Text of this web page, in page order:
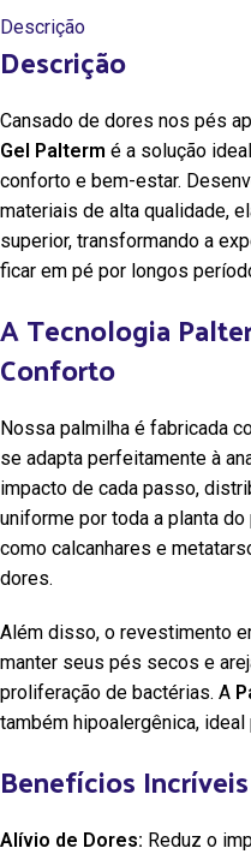
Descrição
Descrição
Cansado de dores nos pés
Gel Palterm é a solução
conforto e bem-estar.
materiais de alta qualidade,
superior, transformando a
ficar em pé por longos
A Tecnologia
Conforto
Nossa palmilha é fabricada
se adapta perfeitamente à
impacto de cada passo,
uniforme por toda a planta
como calcanhares e
dores.
Além disso, o revestimento
manter seus pés secos e
proliferação de bactérias. A
também hipoalergênica,
Benefícios
Alívio de Dores: Reduz o